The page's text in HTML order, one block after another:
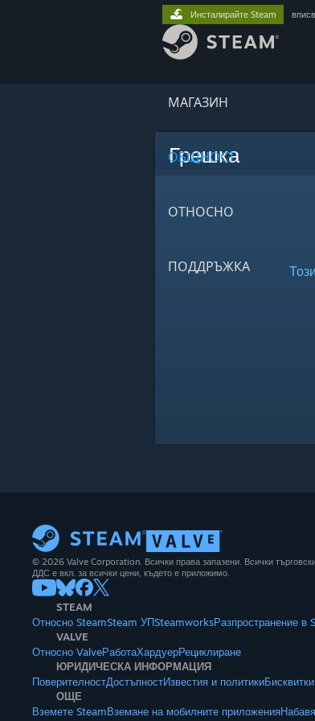
МАГАЗИН
ОБЩНОСТ
ОТНОСНО
ПОДДРЪЖКА
Инсталирайте Steam
Грешка
© 2026 Valve Corporation. Всички права запазени. Всички
ДДС е вкл. за всички цени, където е приложимо.
STEAM
Относно SteamSteam УПSteamworksРазпространение в
VALVE
Относно ValveРаботаХардуерРециклиране
ЮРИДИЧЕСКА ИНФОРМАЦИЯ
ПоверителностДостъпностИзвестия и политикиБисквитки
ОЩЕ
Вземете SteamВземане на мобилните приложения